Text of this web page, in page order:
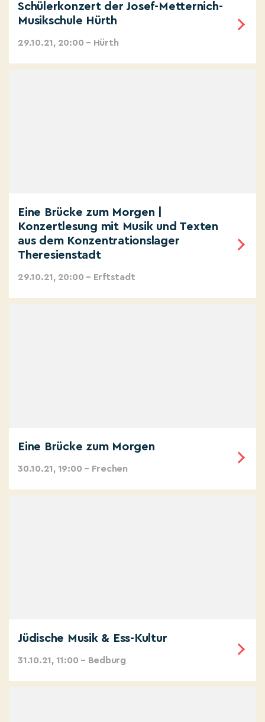
Schülerkonzert der Josef-Metternich-
Musikschule Hürth
29.10.21, 20:00 – Hürth
Eine Brücke zum Morgen |
Konzertlesung mit Musik und Texten
aus dem Konzentrationslager
Theresienstadt
29.10.21, 20:00 – Erftstadt
Eine Brücke zum Morgen
30.10.21, 19:00 – Frechen
Jüdische Musik & Ess-Kultur
31.10.21, 11:00 – Bedburg